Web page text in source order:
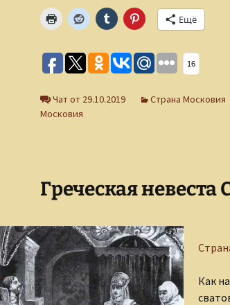
Ещё
16
Чат от 29.10.2019 Страна Московия
Московия
Греческая невеста
Как